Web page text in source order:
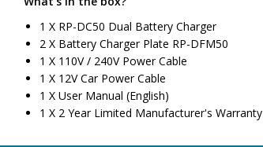
1 X RP-DC50 Dual Battery Charger
2 X Battery Charger Plate RP-DFM50
1 X 110V / 240V Power Cable
1 X 12V Car Power Cable
1 X User Manual (English)
1 X 2 Year Limited Manufacturer's Warranty